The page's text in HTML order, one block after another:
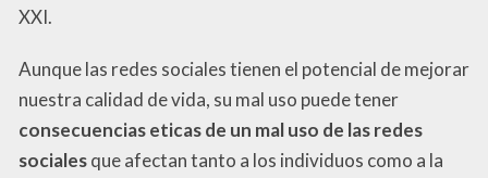
XXI.
Aunque las redes sociales tienen el potencial de mejorar
nuestra calidad de vida, su mal uso puede tener
consecuencias eticas de un mal uso de las redes
socialesque afectan tanto a los individuos como a la